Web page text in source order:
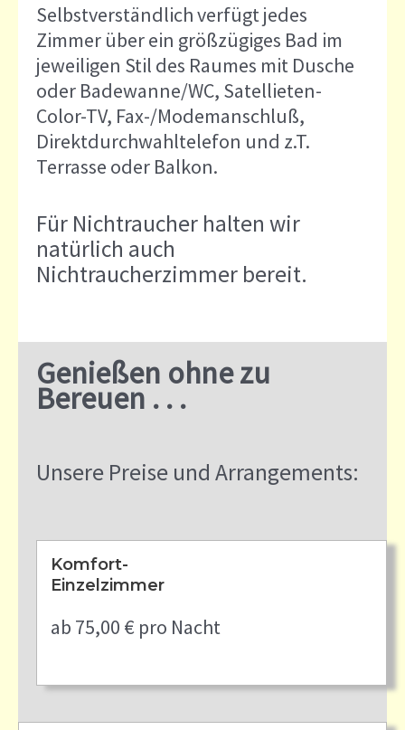
Selbstverständlich verfügt jedes
Zimmer über ein größzügiges Bad im
jeweiligen Stil des Raumes mit Dusche
oder Badewanne/WC, Satellieten-
Color-TV, Fax-/Modemanschluß,
Direktdurchwahltelefon und z.T.
Terrasse oder Balkon.
Für Nichtraucher halten wir
natürlich auch
Nichtraucherzimmer bereit.
Genießen ohne zu
Bereuen . . .
Unsere Preise und Arrangements:
Komfort-
Einzelzimmer
ab 75,00 € pro Nacht